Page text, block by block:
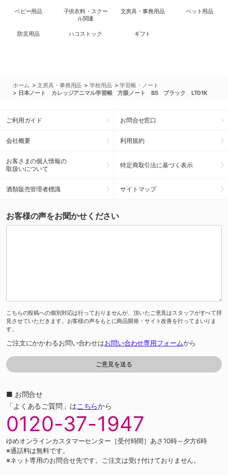
ベビー用品
子供衣料・スクー
ル関連
文房具・事務用品 ペット用品
防災用品 ハコストック ギフト
ホーム >文房具・事務用品 >学校用品 >学習帳・ノート
> 日本ノート カレッジアニマル学習帳 方眼ノート B5 ブラック LT01K
ご利用ガイド お問合せ窓口
会社概要 利用規約
お客さまの個人情報の
取扱いについて
特定商取引法に基づく表示
酒類販売管理者標識 サイトマップ
お客様の声をお聞かせください
こちらの投稿への個別対応は行っておりませんが、頂いたご意見はスタッフがすべて拝
見させていただきます。お客様の声をもとに商品開発・サイト改善を行ってまいりま
す。
ご注文にかかわるお問い合わせはお問い合わせ専用フォームから
■ お問合せ
「よくあるご質問」はこちらから
0120-37-1947
ゆめオンラインカスタマーセンター［受付時間］あさ10時～夕方6時
※通話料は無料です。
※ネット専用のお問合せ先です。ご注文は受け付けておりません。